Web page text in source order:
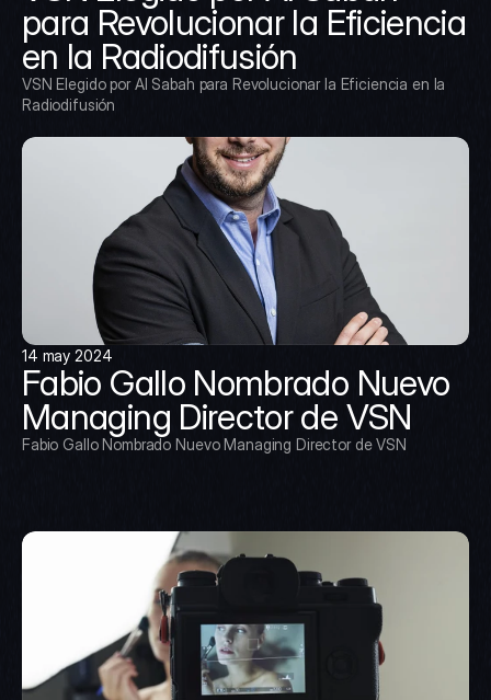
para Revolucionar la Eficiencia
en la Radiodifusión
VSN Elegido por Al Sabah para Revolucionar la Eficiencia en la
Radiodifusión
14 may 2024
Fabio Gallo Nombrado Nuevo
Managing Director de VSN
Fabio Gallo Nombrado Nuevo Managing Director de VSN